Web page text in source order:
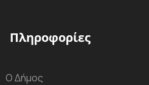
Πληροφορίες
Ο Δήμος